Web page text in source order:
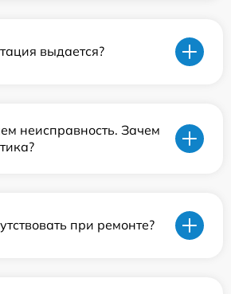
выдается?
неисправность. Зачем
при ремонте?